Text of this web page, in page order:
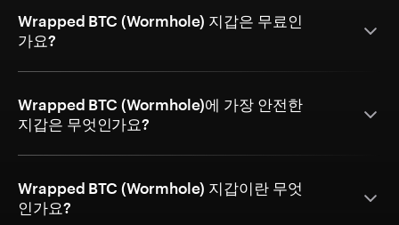
Wrapped BTC (Wormhole) 지갑은 무료인
가요?
Wrapped BTC (Wormhole)에 가장 안전한
지갑은 무엇인가요?
Wrapped BTC (Wormhole) 지갑이란 무엇
인가요?